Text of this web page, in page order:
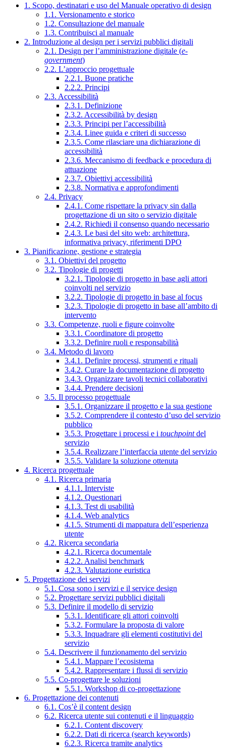
1. Scopo, destinatari e uso del Manuale operativo di design
1.1. Versionamento e storico
1.2. Consultazione del manuale
1.3. Contribuisci al manuale
2. Introduzione al design per i servizi pubblici digitali
2.1. Design per l’amministrazione digitale (e-
government)
2.2. L’approccio progettuale
2.2.1. Buone pratiche
2.2.2. Principi
2.3. Accessibilità
2.3.1. Definizione
2.3.2. Accessibilità by design
2.3.3. Principi per l’accessibilità
2.3.4. Linee guida e criteri di successo
2.3.5. Come rilasciare una dichiarazione di
accessibilità
2.3.6. Meccanismo di feedback e procedura di
attuazione
2.3.7. Obiettivi accessibilità
2.3.8. Normativa e approfondimenti
2.4. Privacy
2.4.1. Come rispettare la privacy sin dalla
progettazione di un sito o servizio digitale
2.4.2. Richiedi il consenso quando necessario
2.4.3. Le basi del sito web: architettura,
informativa privacy, riferimenti DPO
3. Pianificazione, gestione e strategia
3.1. Obiettivi del progetto
3.2. Tipologie di progetti
3.2.1. Tipologie di progetto in base agli attori
coinvolti nel servizio
3.2.2. Tipologie di progetto in base al focus
3.2.3. Tipologie di progetto in base all’ambito di
intervento
3.3. Competenze, ruoli e figure coinvolte
3.3.1. Coordinatore di progetto
3.3.2. Definire ruoli e responsabilità
3.4. Metodo di lavoro
3.4.1. Definire processi, strumenti e rituali
3.4.2. Curare la documentazione di progetto
3.4.3. Organizzare tavoli tecnici collaborativi
3.4.4. Prendere decisioni
3.5. Il processo progettuale
3.5.1. Organizzare il progetto e la sua gestione
3.5.2. Comprendere il contesto d’uso del servizio
pubblico
3.5.3. Progettare i processi e i touchpointdel
servizio
3.5.4. Realizzare l’interfaccia utente del servizio
3.5.5. Validare la soluzione ottenuta
4. Ricerca progettuale
4.1. Ricerca primaria
4.1.1. Interviste
4.1.2. Questionari
4.1.3. Test di usabilità
4.1.4. Web analytics
4.1.5. Strumenti di mappatura dell’esperienza
utente
4.2. Ricerca secondaria
4.2.1. Ricerca documentale
4.2.2. Analisi benchmark
4.2.3. Valutazione euristica
5. Progettazione dei servizi
5.1. Cosa sono i servizi e il service design
5.2. Progettare servizi pubblici digitali
5.3. Definire il modello di servizio
5.3.1. Identificare gli attori coinvolti
5.3.2. Formulare la proposta di valore
5.3.3. Inquadrare gli elementi costitutivi del
servizio
5.4. Descrivere il funzionamento del servizio
5.4.1. Mappare l’ecosistema
5.4.2. Rappresentare i flussi di servizio
5.5. Co-progettare le soluzioni
5.5.1. Workshop di co-progettazione
6. Progettazione dei contenuti
6.1. Cos’è il content design
6.2. Ricerca utente sui contenuti e il linguaggio
6.2.1. Content discovery
6.2.2. Dati di ricerca (search keywords)
6.2.3. Ricerca tramite analytics